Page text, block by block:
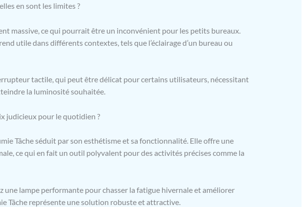
en sont les limites ?
massive, ce qui pourrait être un inconvénient pour les petits bureaux.
utile dans différents contextes, tels que l’éclairage d’un bureau ou
tactile, qui peut être délicat pour certains utilisateurs, nécessitant
la luminosité souhaitée.
judicieux pour le quotidien ?
Tâche séduit par son esthétisme et sa fonctionnalité. Elle offre une
ce qui en fait un outil polyvalent pour des activités précises comme la
une lampe performante pour chasser la fatigue hivernale et améliorer
Tâche représente une solution robuste et attractive.